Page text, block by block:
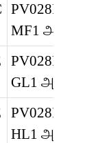
MF1 அறிமுகம்
GL1 அறிமுகம்
HL1 அறிமுகம்